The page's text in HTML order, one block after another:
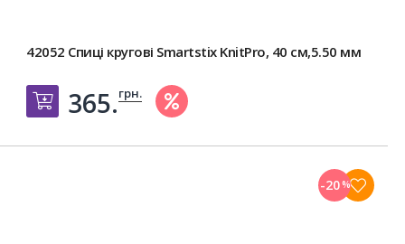
42052 Спиці кругові Smartstix KnitPro, 40 см,5.50 мм
Добавить в корзину
365.грн.
-20%